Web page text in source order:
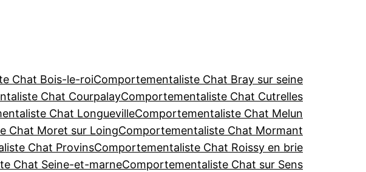
Chat Bois-le-roiComportementaliste Chat Bray sur seine
Chat CourpalayComportementaliste Chat Cutrelles
Chat LonguevilleComportementaliste Chat Melun
Chat Moret sur LoingComportementaliste Chat Mormant
Chat ProvinsComportementaliste Chat Roissy en brie
Chat Seine-et-marneComportementaliste Chat sur Sens